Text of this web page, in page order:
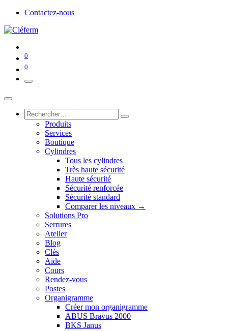
Contactez-nous
0
0
Produits
Services
Boutique
Cylindres
Tous les cylindres
Très haute sécurité
Haute sécurité
Sécurité renforcée
Sécurité standard
Comparer les niveaux →
Solutions Pro
Serrures
Atelier
Blog
Clés
Aide
Cours
Rendez-vous
Postes
Organigramme
Créer mon organigramme
ABUS Bravus 2000
BKS Janus